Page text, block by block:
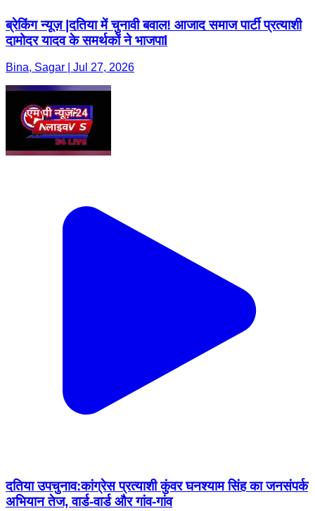
ब्रेकिंग न्यूज़ |दतिया में चुनावी बवाल! आजाद समाज पार्टी प्रत्याशी
दामोदर यादव के समर्थकों ने भाजपाl
Bina, Sagar | Jul 27, 2026
दतिया उपचुनाव:कांग्रेस प्रत्याशी कुंवर घनश्याम सिंह का जनसंपर्क
अभियान तेज, वार्ड-वार्ड और गांव-गांव